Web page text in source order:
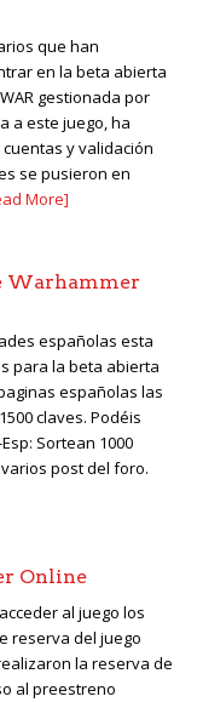
que han
en la beta abierta
gestionada por
a este juego, ha
y validación
se pusieron en
More]
Warhammer
españolas esta
para la beta abierta
españolas las
claves. Podéis
Sortean 1000
post del foro.
Online
al juego los
reserva del juego
la reserva de
al preestreno